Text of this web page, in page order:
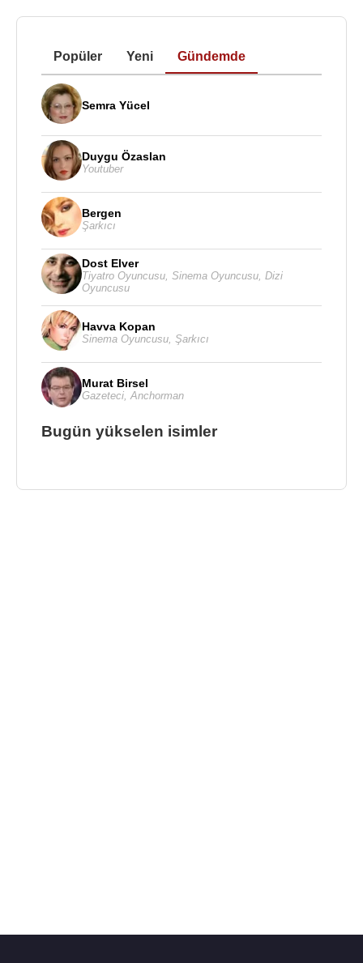
Popüler Yeni Gündemde
Semra Yücel
Duygu Özaslan
Youtuber
Bergen
Şarkıcı
Dost Elver
Tiyatro Oyuncusu, Sinema Oyuncusu, Dizi
Oyuncusu
Havva Kopan
Sinema Oyuncusu Şarkıcı
Murat Birsel
Gazeteci Anchorman
Bugün yükselen isimler